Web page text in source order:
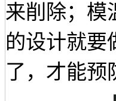
来削除；模
的设计就要
了，才能预